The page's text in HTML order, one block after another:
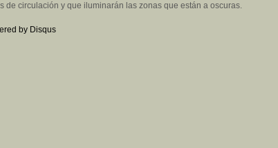
de circulación y que iluminarán las zonas que están a oscuras.
by Disqus